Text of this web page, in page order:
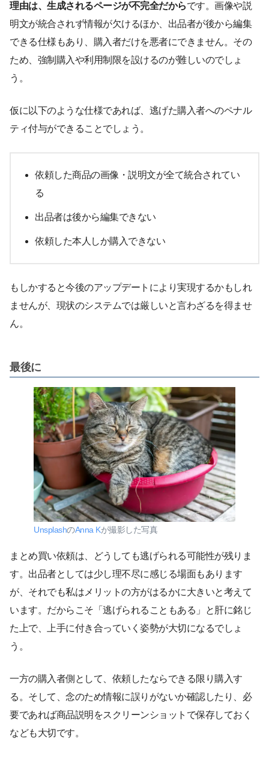
理由は、生成されるページが不完全だからです。画像や説
明文が統合されず情報が欠けるほか、出品者が後から編集
できる仕様もあり、購入者だけを悪者にできません。その
ため、強制購入や利用制限を設けるのが難しいのでしょ
う。
仮に以下のような仕様であれば、逃げた購入者へのペナル
ティ付与ができることでしょう。
依頼した商品の画像・説明文が全て統合されてい
る
出品者は後から編集できない
依頼した本人しか購入できない
もしかすると今後のアップデートにより実現するかもしれ
ませんが、現状のシステムでは厳しいと言わざるを得ませ
ん。
最後に
UnsplashのAnna Kが撮影した写真
まとめ買い依頼は、どうしても逃げられる可能性が残りま
す。出品者としては少し理不尽に感じる場面もあります
が、それでも私はメリットの方がはるかに大きいと考えて
います。だからこそ「逃げられることもある」と肝に銘じ
た上で、上手に付き合っていく姿勢が大切になるでしょ
う。
一方の購入者側として、依頼したならできる限り購入す
る。そして、念のため情報に誤りがないか確認したり、必
要であれば商品説明をスクリーンショットで保存しておく
なども大切です。